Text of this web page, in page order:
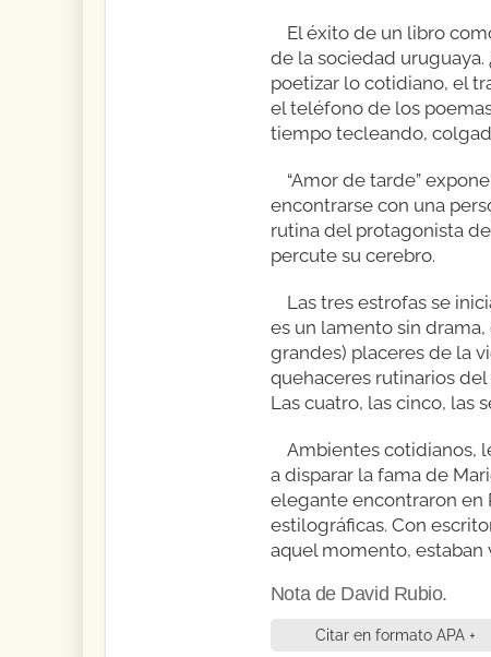
El éxito de un libro
de la sociedad uruguaya.
poetizar lo cotidiano, el
el teléfono de los
tiempo tecleando,
“Amor de tarde”
encontrarse con una
rutina del protagonista
percute su cerebro.
Las tres estrofas se
es un lamento sin
grandes) placeres de la
quehaceres rutinarios
Las cuatro, las cinco, las
Ambientes cotidianos,
a disparar la fama de
elegante encontraron en
estilográficas. Con
aquel momento, estaban
Nota de David Rubio.
Citar en formato APA +